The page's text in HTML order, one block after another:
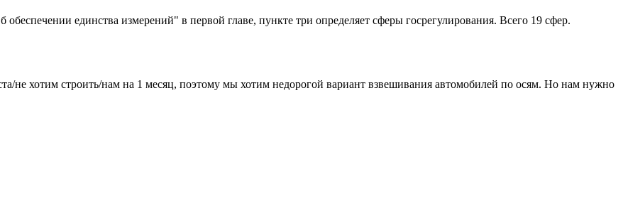
единства измерений" в первой главе, пункте три определяет сферы госрегулирования. Всего 19 сфер.
не хотим строить/нам на 1 месяц, поэтому мы хотим недорогой вариант взвешивания автомобилей по осям. Но нам нужно